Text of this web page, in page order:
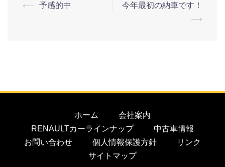
⟵ 予感的中
今年最初の納車です！
⟶
ホーム
会社案内
RENAULTカーラインナップ
中古車情報
お問い合わせ
個人情報保護方針
リンク
サイトマップ